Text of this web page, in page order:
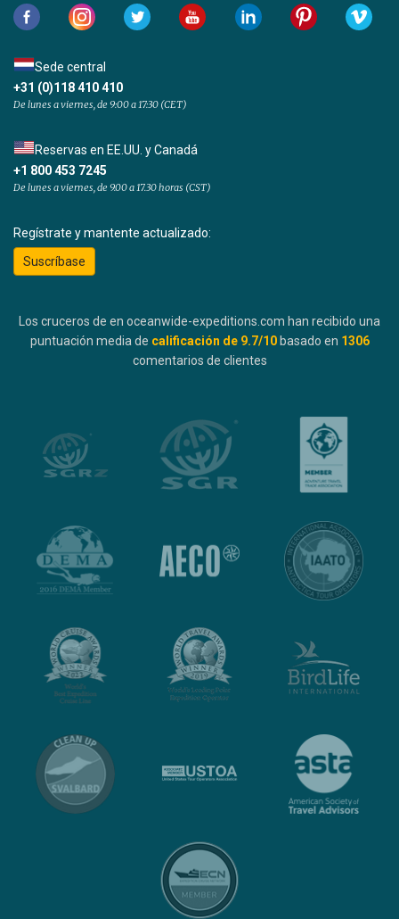
Sede central
+31 (0)118 410 410
De lunes a viernes, de 9:00 a 17:30 (CET)
Reservas en EE.UU. y Canadá
+1 800 453 7245
De lunes a viernes, de 9.00 a 17.30 horas (CST)
Regístrate y mantente actualizado:
Suscríbase
Los cruceros de en oceanwide-expeditions.com han recibido una
puntuación media de calificación de 9.7/10 basado en 1306
comentarios de clientes